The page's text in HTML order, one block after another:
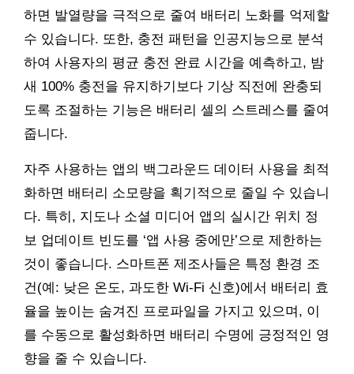
하면 발열량을 극적으로 줄여 배터리 노화를 억제할
수 있습니다. 또한, 충전 패턴을 인공지능으로 분석
하여 사용자의 평균 충전 완료 시간을 예측하고, 밤
새 100% 충전을 유지하기보다 기상 직전에 완충되
도록 조절하는 기능은 배터리 셀의 스트레스를 줄여
줍니다.
자주 사용하는 앱의 백그라운드 데이터 사용을 최적
화하면 배터리 소모량을 획기적으로 줄일 수 있습니
다. 특히, 지도나 소셜 미디어 앱의 실시간 위치 정
보 업데이트 빈도를 ‘앱 사용 중에만’으로 제한하는
것이 좋습니다. 스마트폰 제조사들은 특정 환경 조
건(예: 낮은 온도, 과도한 Wi-Fi 신호)에서 배터리 효
율을 높이는 숨겨진 프로파일을 가지고 있으며, 이
를 수동으로 활성화하면 배터리 수명에 긍정적인 영
향을 줄 수 있습니다.